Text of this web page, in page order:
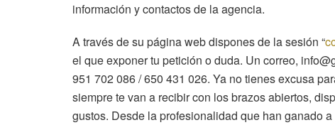
información y contactos de la agencia.
A través de su página web dispones de la sesión “
el que exponer tu petición o duda. Un correo,
951 702 086 / 650 431 026. Ya no tienes excusa
siempre te van a recibir con los brazos abiertos,
gustos. Desde la profesionalidad que han ganado